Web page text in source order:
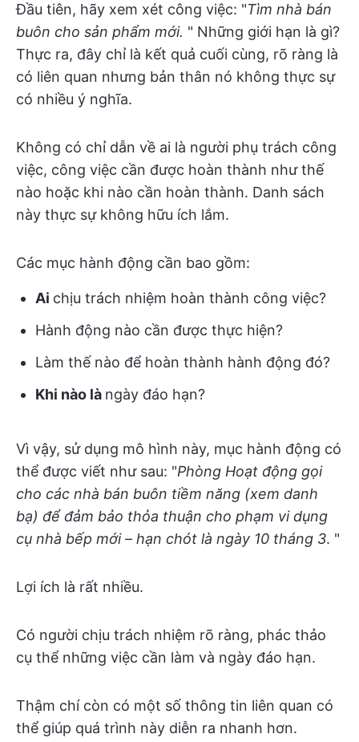
Đầu tiên, hãy xem xét công việc: "Tìm nhà bán
buôn cho sản phẩm mới. " Những giới hạn là gì?
Thực ra, đây chỉ là kết quả cuối cùng, rõ ràng là
có liên quan nhưng bản thân nó không thực sự
có nhiều ý nghĩa.
Không có chỉ dẫn về ai là người phụ trách công
việc, công việc cần được hoàn thành như thế
nào hoặc khi nào cần hoàn thành. Danh sách
này thực sự không hữu ích lắm.
Các mục hành động cần bao gồm:
Ai chịu trách nhiệm hoàn thành công việc?
Hành động nào cần được thực hiện?
Làm thế nào để hoàn thành hành động đó?
Khi nào là ngày đáo hạn?
Vì vậy, sử dụng mô hình này, mục hành động có
thể được viết như sau: "Phòng Hoạt động gọi
cho các nhà bán buôn tiềm năng (xem danh
bạ) để đảm bảo thỏa thuận cho phạm vi dụng
cụ nhà bếp mới – hạn chót là ngày 10 tháng 3. "
Lợi ích là rất nhiều.
Có người chịu trách nhiệm rõ ràng, phác thảo
cụ thể những việc cần làm và ngày đáo hạn.
Thậm chí còn có một số thông tin liên quan có
thể giúp quá trình này diễn ra nhanh hơn.